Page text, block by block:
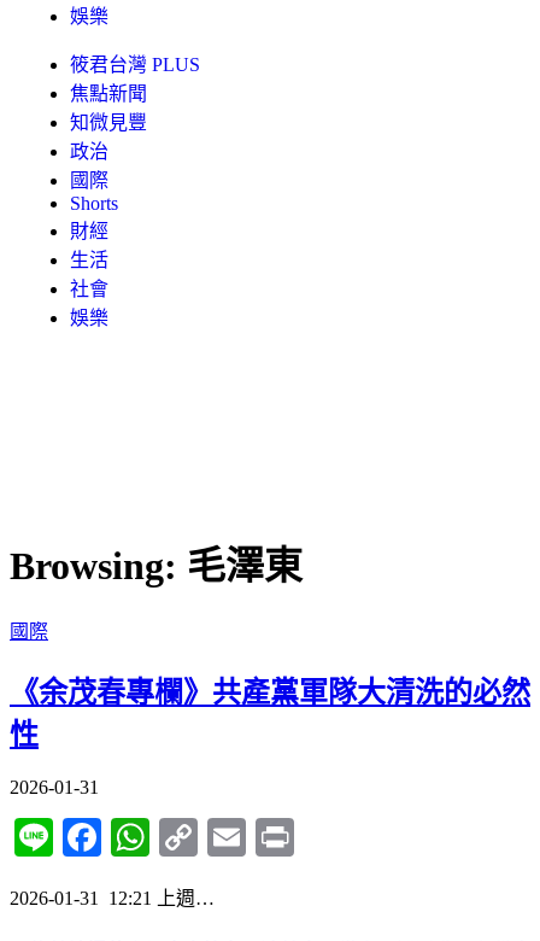
娛樂
筱君台灣 PLUS
焦點新聞
知微見豐
政治
國際
Shorts
財經
生活
社會
娛樂
Browsing: 毛澤東
國際
《余茂春專欄》共產黨軍隊大清洗的必然
性
2026-01-31
LineFacebook
WhatsApp
CopyEmail
2026-01-31 12:21 上週…